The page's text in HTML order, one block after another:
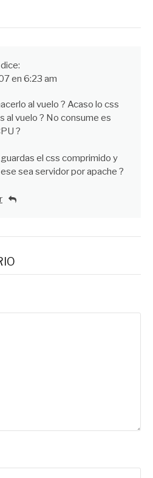
dice:
en 6:23 am
al vuelo ? Acaso lo css
al vuelo ? No consume es
?
el css comprimido y
sea servidor por apache ?